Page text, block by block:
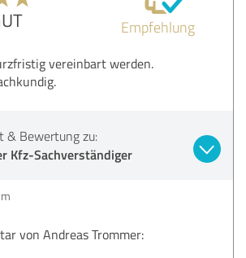
Empfehlung
vereinbart werden.
& Bewertung zu:
Kfz-Sachverständiger
von Andreas Trommer: